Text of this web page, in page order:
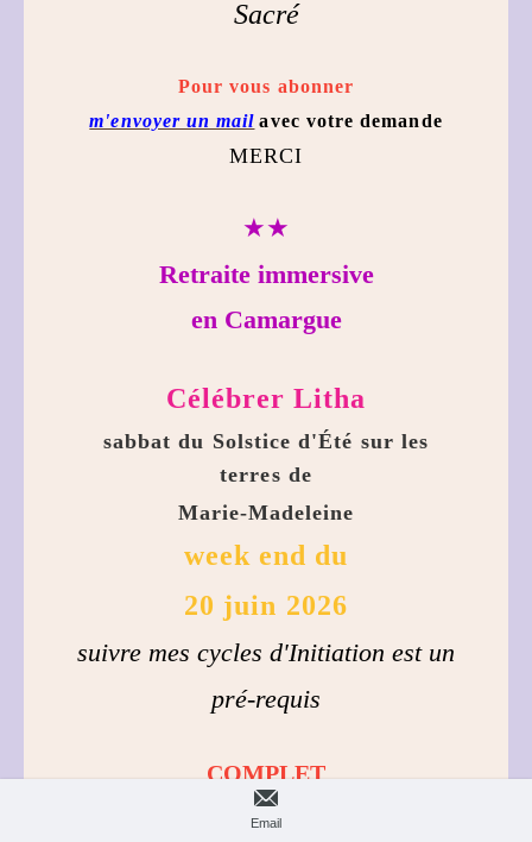
Sacré
Pour vous abonner
m'envoyer un mail avec votre demande
MERCI
★★
Retraite immersive
en Camargue
Célébrer Litha
sabbat du Solstice d'Été sur les
terres de
Marie-Madeleine
week end du
20 juin 2026
suivre mes cycles d'Initiation est un
pré-requis
COMPLET
Email